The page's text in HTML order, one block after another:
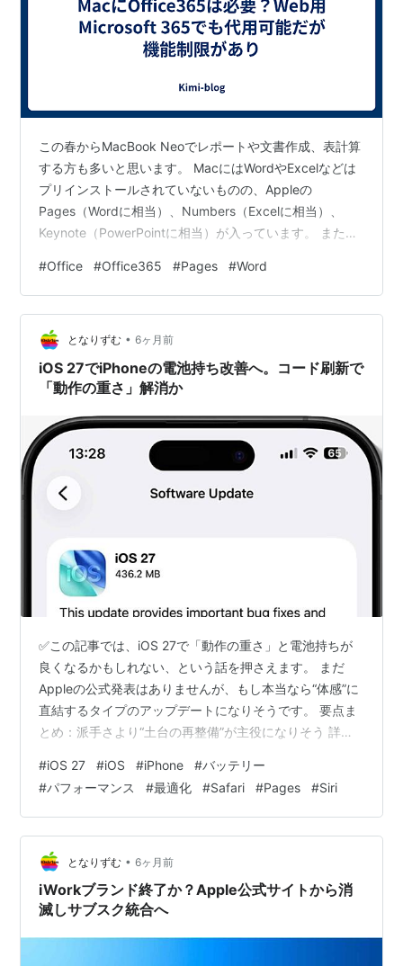
この春からMacBook Neoでレポートや文書作成、表計算
する方も多いと思います。 MacにはWordやExcelなどは
プリインストールされていないものの、Appleの
Pages（Wordに相当）、Numbers（Excelに相当）、
Keynote（PowerPointに相当）が入っています。 また、
使うことが可能です。 MacにOffice365は必要？ 私は
MacBook Airを使っています。 MicrosoftのOffice365は
契約していません。 では、AppleのPages、Numbersを
使っているかというと…
#Office #Office365 #Pages #Word
となりずむ • 6ヶ月前
iOS 27でiPhoneの電池持ち改善へ。コード刷新で
「動作の重さ」解消か
✅この記事では、iOS 27で「動作の重さ」と電池持ちが
良くなるかもしれない、という話を押さえます。 まだ
Appleの公式発表はありませんが、もし本当なら“体感”に
直結するタイプのアップデートになりそうです。 要点ま
とめ：派手さより“土台の再整備”が主役になりそう 詳細
いiPhoneも恩恵」の意味は、体感の話に落ちやすい
Liquid Glassの微調整が示すのは「見た目より占有」の反
省かもしれない SafariやPagesなど純正アプリの性能改
善は、地味だけど効き目が大きい 注目したいポイント：
最適化の目的は「品質の立て直し」か、「次…
#iOS 27 #iOS #iPhone #バッテリー
#パフォーマンス #最適化 #Safari #Pages #Siri
となりずむ • 6ヶ月前
iWorkブランド終了か？Apple公式サイトから消
滅しサブスク統合へ